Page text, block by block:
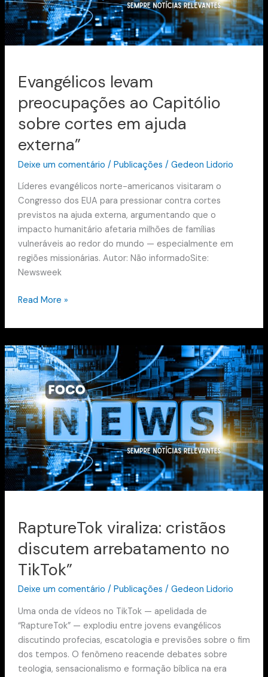
Evangélicos levam
preocupações ao Capitólio
sobre cortes em ajuda
externa”
Deixe um comentário / Publicações / Gedeon Lidorio
Líderes evangélicos norte-americanos visitaram o
Congresso dos EUA para pressionar contra cortes
previstos na ajuda externa, argumentando que o
impacto humanitário afetaria milhões de famílias
vulneráveis ao redor do mundo — especialmente em
regiões missionárias. Autor: Não informadoSite:
Newsweek
em
ajuda
externa”
Read More »
RaptureTok viraliza: cristãos
discutem arrebatamento no
TikTok”
Deixe um comentário / Publicações / Gedeon Lidorio
Uma onda de vídeos no TikTok — apelidada de
“RaptureTok” — explodiu entre jovens evangélicos
discutindo profecias, escatologia e previsões sobre o fim
dos tempos. O fenômeno reacende debates sobre
teologia, sensacionalismo e formação bíblica na era
RaptureTok
viraliza:
cristãos
discutem
arrebatamento
no
TikTok”